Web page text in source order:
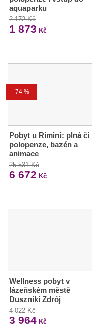
aquaparku
2 172 Kč
1 873 Kč
-74 %
Pobyt u Rimini: plná či
polopenze, bazén a
animace
25 531 Kč
6 672 Kč
Wellness pobyt v
lázeňském městě
Duszniki Zdrój
4 022 Kč
3 964 Kč